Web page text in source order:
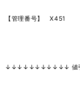
【管理番号】 X451
↓↓↓↓↓↓↓↓↓↓↓ 値